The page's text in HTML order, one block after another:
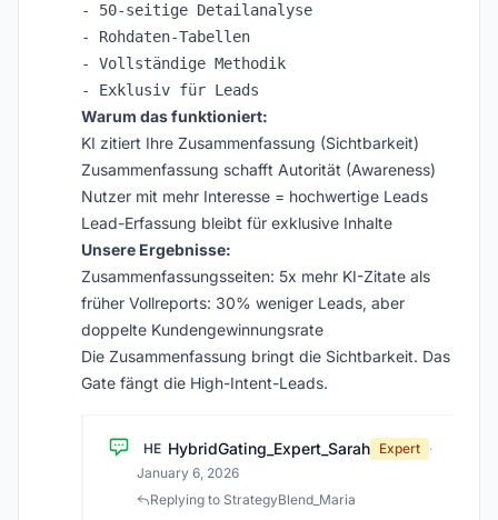
- 50-seitige Detailanalyse
- Rohdaten-Tabellen
- Vollständige Methodik
Warum das funktioniert:
KI zitiert Ihre Zusammenfassung (Sichtbarkeit)
Zusammenfassung schafft Autorität (Awareness)
Nutzer mit mehr Interesse = hochwertige Leads
Lead-Erfassung bleibt für exklusive Inhalte
Unsere Ergebnisse:
Zusammenfassungsseiten: 5x mehr KI-Zitate als
früher Vollreports: 30% weniger Leads, aber
doppelte Kundengewinnungsrate
Die Zusammenfassung bringt die Sichtbarkeit. Das
Gate fängt die High-Intent-Leads.
HE HybridGating_Expert_Sarah Expert ·
January 6, 2026
Replying to StrategyBlend_Maria